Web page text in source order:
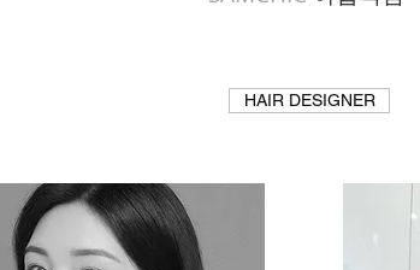
HAIR DESIGNER